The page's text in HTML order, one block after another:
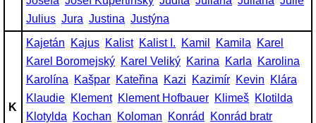
Julius Jura Justina Justýna
K
Kajetán Kajus Kalist Kalist I. Kamil Kamila
Karel
Karel Boromejský Karel Veliký Karina Karla
Karolina
Karolína
Kašpar Kateřina Kazi Kazimír Kevin
Klára
Klaudie Klement Klement Hofbauer Klimeš Klotilda
Klotylda
Kochan Koloman Konrád
Konrád bratr